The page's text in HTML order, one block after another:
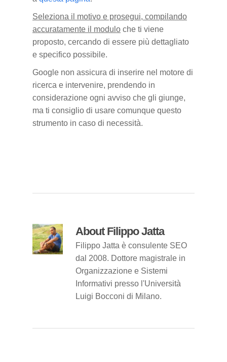
Seleziona il motivo e prosegui, compilando
accuratamente il modulo che ti viene
proposto, cercando di essere più dettagliato
e specifico possibile.
Google non assicura di inserire nel motore di
ricerca e intervenire, prendendo in
considerazione ogni avviso che gli giunge,
ma ti consiglio di usare comunque questo
strumento in caso di necessità.
AboutFilippo Jatta
Filippo Jatta è consulente SEO
dal 2008. Dottore magistrale in
Organizzazione e Sistemi
Informativi presso l'Università
Luigi Bocconi di Milano.